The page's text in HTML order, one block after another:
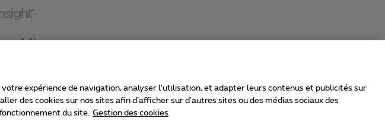
statement
expérience de navigation, analyser l’utilisation, et adapter leurs contenus et publicités sur
des cookies sur nos sites afin d’afficher sur d'autres sites ou des médias sociaux des
du site. Gestion des cookies